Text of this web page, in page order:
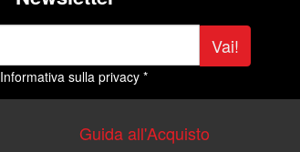
Vai!
Informativa sulla privacy *
Guida all'Acquisto